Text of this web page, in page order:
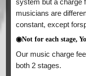
musicians are
constant, except
◉Not for each stage,
Our music charge
both 2 stages.